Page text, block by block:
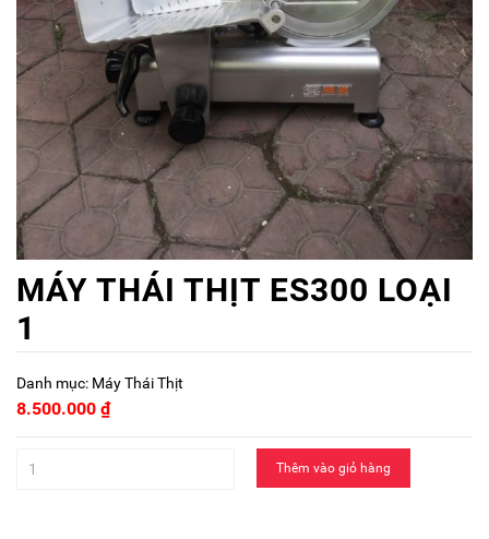
MÁY THÁI THỊT ES300 LOẠI
1
Danh mục: Máy Thái Thịt
8.500.000 ₫
Thêm vào giỏ hàng